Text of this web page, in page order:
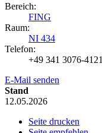
Bereich:
FING
Raum:
NI 434
Telefon:
+49 341 3076-4121
E-Mail senden
Stand
12.05.2026
Seite drucken